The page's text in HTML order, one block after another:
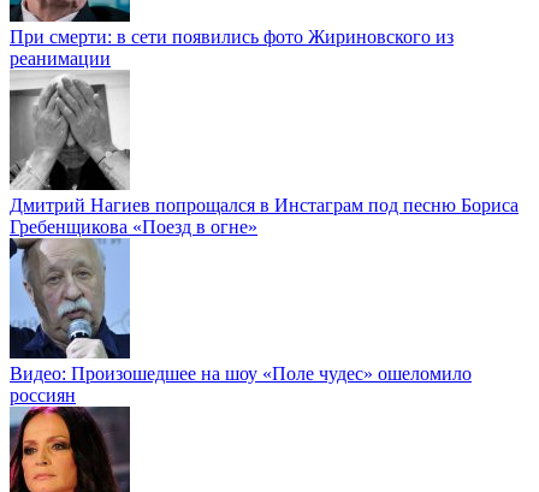
При смерти: в сети появились фото Жириновского из
реанимации
Дмитрий Нагиев попрощался в Инстаграм под песню Бориса
Гребенщикова «Поезд в огне»
Видео: Произошедшее на шоу «Поле чудес» ошеломило
россиян